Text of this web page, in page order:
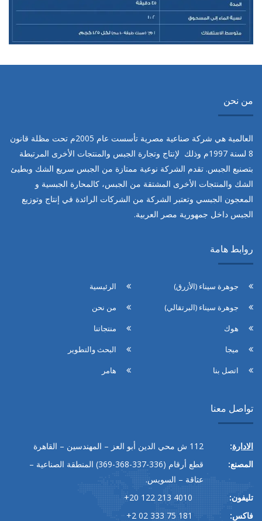
من نحن
العالمية هي شركة صناعية مصرية تأسست عام 2005م تحت مظلة قانون
8 لسنة 1997م وذلك لإنتاج وتجارة الجبس والمنتجات الأخرى المرتبطة
بتصنيع الجبس. تقدم الشركة نوعية ممتازة من الجبس سريع الشك وبطيئ
الشك والمنتجات الأخرى المشتقة من الجبس، كالمحارة الجبسية و
المعجون الجبسي وتعتبر الشركة من الشركات الرائدة في إنتاج وتوزيع
الجبس داخل جمهورية مصر العربية.
روابط هامة
الرئيسية
جوهرة سيناء (الأزرق)
من نحن
جوهرة سيناء (البرتقالي)
منتجاتنا
هوك
البحث والتطوير
ميجا
هامر
اتصل بنا
تواصل معنا
الادارة:
112 ش محي الدين أبو العز – المهندسين – القاهرة
المصنع:
قطع أرقام (336-337-368-369)
المنطقة الصناعية –
عتاقة – السويس.
تليفون:
+20 122 213 4010
فاكس:
+2 02 333 75 181